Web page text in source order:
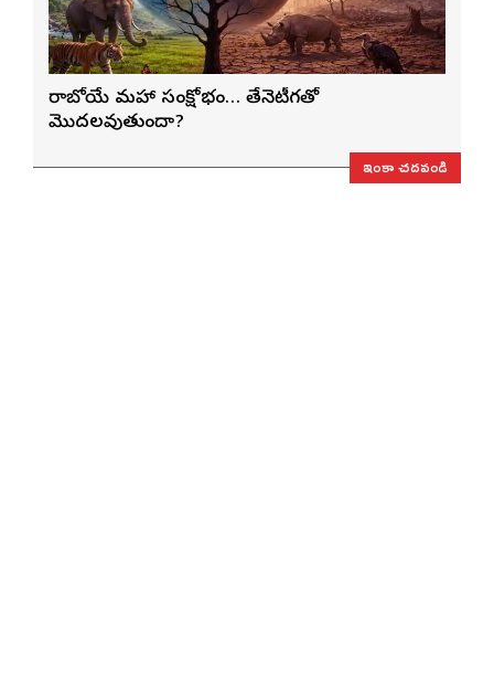
రాబోయే మహా సంక్షోభం… తేనెటీగతో
మొదలవుతుందా?
ఇంకా చదవండి